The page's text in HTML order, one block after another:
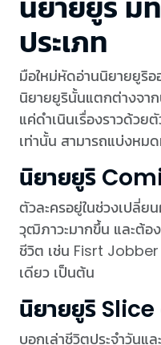
ประเภท
มือใหม่หัดอ่านนิยายยูริอ
นิยายยูรินั้นแตกต่างจา
แค่ดำเนินเรื่องราวด้ว
เท่านั้น สามารถแบ่งหม
นิยายยูริ
ตัวละครอยู่ในช่วงเปลี่
วุฒิภาวะมากขึ้น และต้อ
ชีวิต เช่น Fisrt Jobber
เดียว เป็นต้น
นิยายยูริ
บอกเล่าชีวิตประจำวันแ